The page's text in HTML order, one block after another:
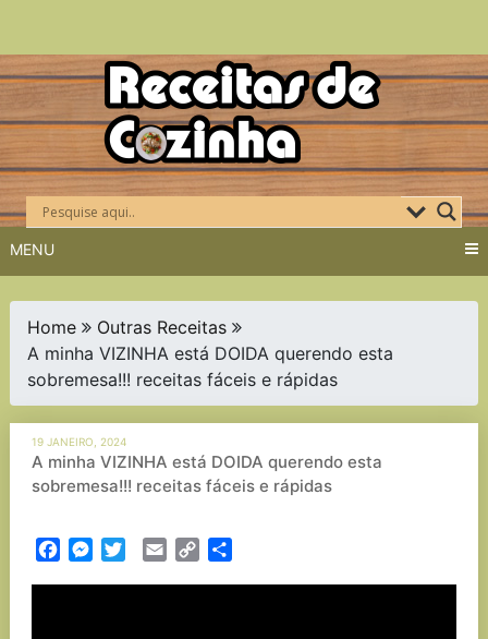
Skip
to
content
MENU
Home
Outras Receitas
A minha VIZINHA está DOIDA querendo esta
sobremesa!!! receitas fáceis e rápidas
19 JANEIRO, 2024
A minha VIZINHA está DOIDA querendo esta
sobremesa!!! receitas fáceis e rápidas
FacebookMessenger
TwitterEmail Copy